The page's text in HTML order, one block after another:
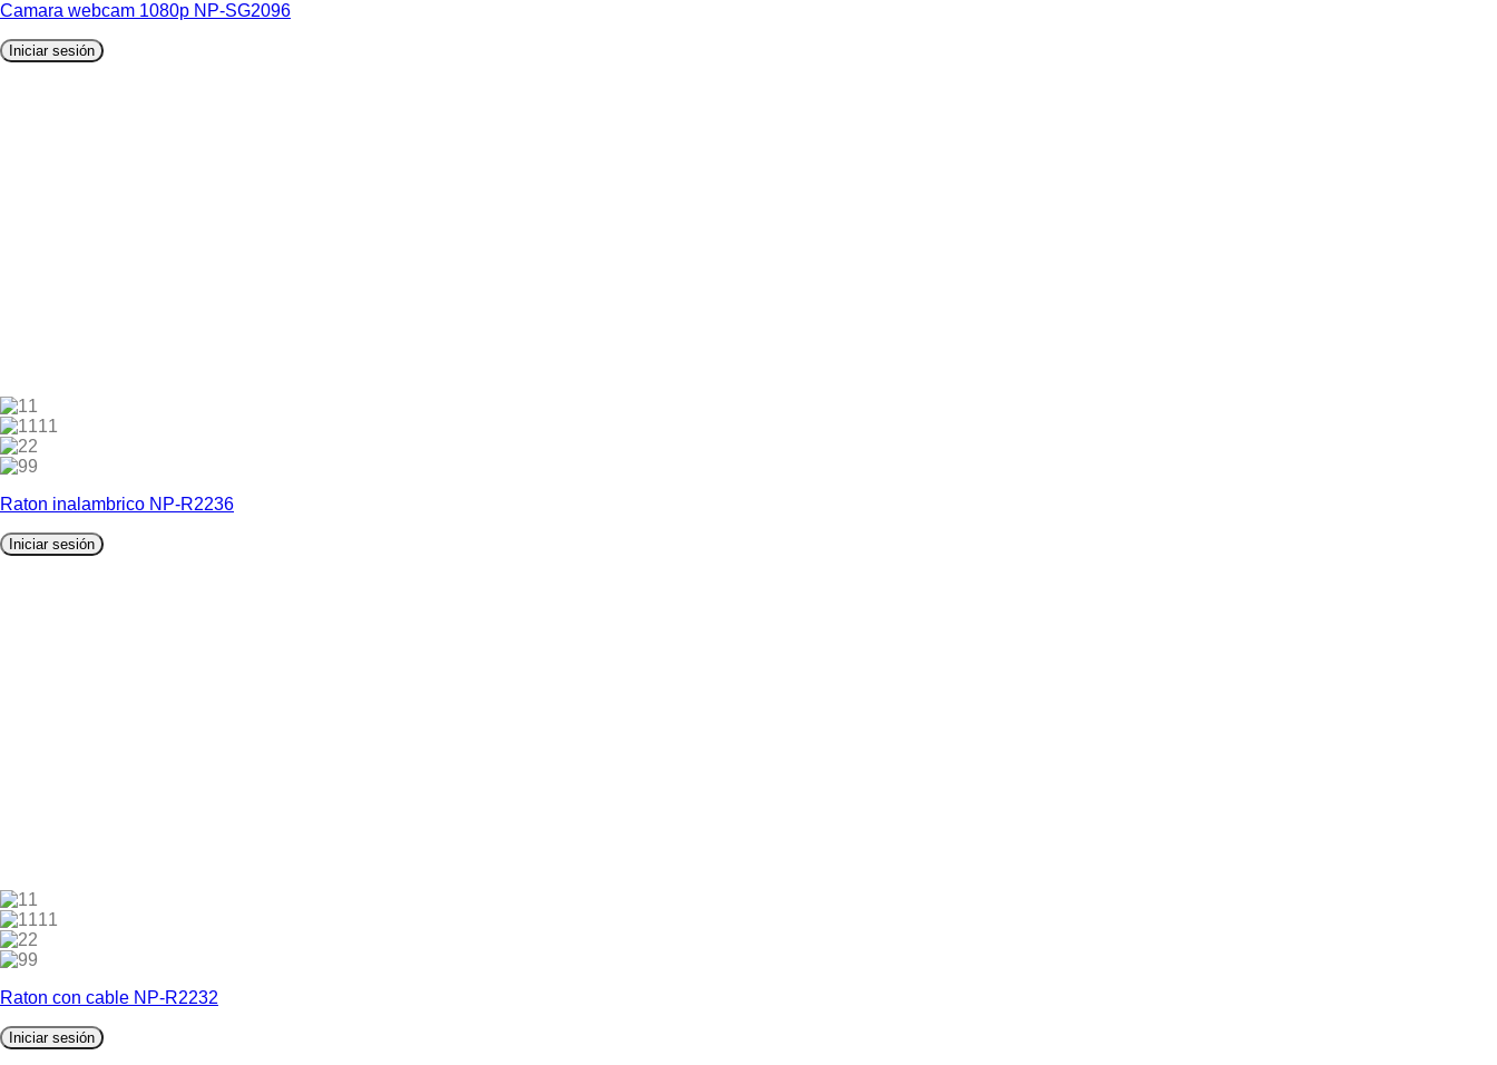
Camara webcam 1080p NP-SG2096
Iniciar sesión
1
11
2
9
Raton inalambrico NP-R2236
Iniciar sesión
1
11
2
9
Raton con cable NP-R2232
Iniciar sesión